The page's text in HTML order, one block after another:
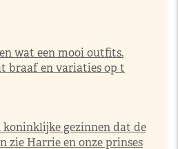
wat een mooi outfits.
braaf en variaties op t
gezinnen dat de
zie Harrie en onze prinses